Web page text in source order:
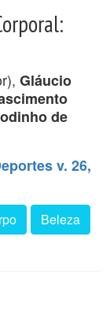
Gláucio
de
v. 26,
Beleza